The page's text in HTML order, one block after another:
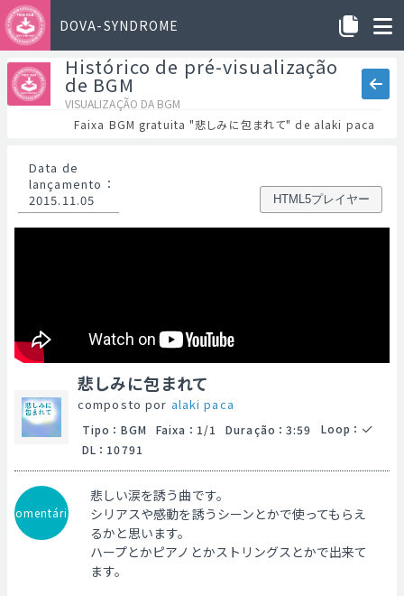
DOVA-SYNDROME
Histórico de pré-visualização
de BGM
VISUALIZAÇÃO DA BGM
Faixa BGM gratuita "悲しみに包まれて" de alaki paca
Data de
lançamento ：
2015.11.05
HTML5プレイヤー
悲しみに包まれて
composto por alaki paca
Tipo ： BGM Faixa ： 1/1 Duração ： 3:59 Loop ：
DL ： 10791
Comentário
悲しい涙を誘う曲です。
シリアスや感動を誘うシーンとかで使ってもらえ
るかと思います。
ハープとかピアノとかストリングスとかで出来て
ます。